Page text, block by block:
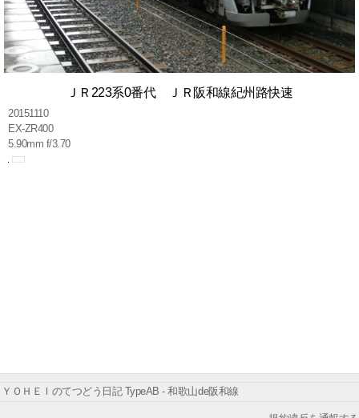
ＪＲ223系0番代 ＪＲ阪和線紀州路快速
20151110
EX-ZR400
5.90mm f/3.70
ＹＯＨＥＩのてつどう日記 TypeAB - 和歌山de阪和線